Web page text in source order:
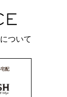
ついて
配